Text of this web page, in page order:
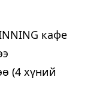
кафе
(4 хүний